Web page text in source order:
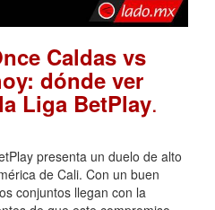
Caldas vs
dónde ver
Liga BetPlay.
presenta un duelo de alto
de Cali. Con un buen
conjuntos llegan con la